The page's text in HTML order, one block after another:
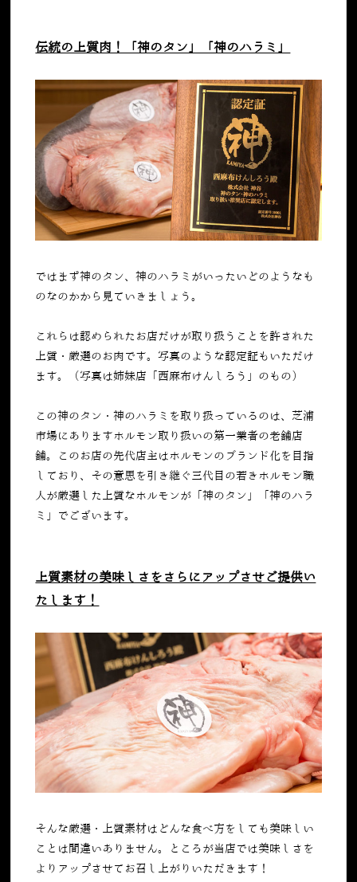
伝統の上質肉！「神のタン」「神のハラミ」
ではまず神のタン、神のハラミがいったいどのようなも
のなのかから見ていきましょう。
これらは認められたお店だけが取り扱うことを許された
上質・厳選のお肉です。写真のような認定証もいただけ
ます。（写真は姉妹店「西麻布けんしろう」のもの）
この神のタン・神のハラミを取り扱っているのは、芝浦
市場にありますホルモン取り扱いの第一業者の老舗店
舗。このお店の先代店主はホルモンのブランド化を目指
しており、その意思を引き継ぐ三代目の若きホルモン職
人が厳選した上質なホルモンが「神のタン」「神のハラ
ミ」でございます。
上質素材の美味しさをさらにアップさせご提供い
たします！
そんな厳選・上質素材はどんな食べ方をしても美味しい
ことは間違いありません。ところが当店では美味しさを
よりアップさせてお召し上がりいただきます！